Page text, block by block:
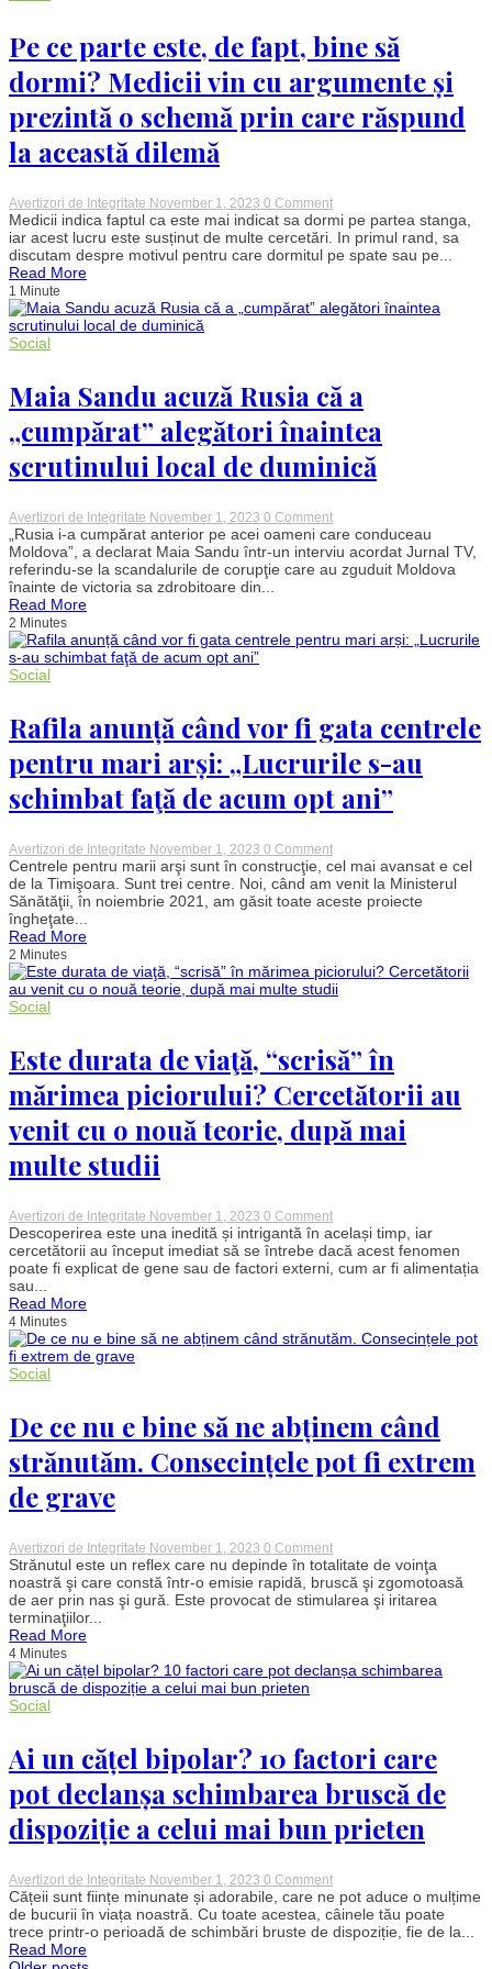
VIDEO
Pe ce parte este, de fapt, bine să
dormi? Medicii vin cu argumente și
prezintă o schemă prin care răspund
la această dilemă
Avertizori de Integritate November 1, 2023 0 Commenton
Pe
ce
parte
este,
bine
cu
argumente
prezintă
o
schemă
prin
la
această
dilemă
Medicii indica faptul ca este mai indicat sa dormi pe partea stanga,
iar acest lucru este susținut de multe cercetări. In primul rand, sa
discutam despre motivul pentru care dormitul pe spate sau pe...
Read More
1 Minute
Social
Maia Sandu acuză Rusia că a
„cumpărat” alegători înaintea
scrutinului local de duminică
Avertizori de Integritate November 1, 2023 0 Commenton
Maia
Sandu
Rusia
alegători
duminică
„Rusia i-a cumpărat anterior pe acei oameni care conduceau
Moldova”, a declarat Maia Sandu într-un interviu acordat Jurnal TV,
referindu-se la scandalurile de corupţie care au zguduit Moldova
înainte de victoria sa zdrobitoare din...
Read More
2 Minutes
Social
Rafila anunță când vor fi gata centrele
pentru mari arși: „Lucrurile s-au
schimbat faţă de acum opt ani”
Avertizori de Integritate November 1, 2023 0 Commenton
Rafila
anunță
când
vor
pentru
mari
au
schimbat
faţă
de
acum
opt
ani”
Centrele pentru marii arşi sunt în construcţie, cel mai avansat e cel
de la Timişoara. Sunt trei centre. Noi, când am venit la Ministerul
Sănătăţii, în noiembrie 2021, am găsit toate aceste proiecte
îngheţate...
Read More
2 Minutes
Social
Este durata de viaţă, “scrisă” în
mărimea piciorului? Cercetătorii au
venit cu o nouă teorie, după mai
multe studii
Avertizori de Integritate November 1, 2023 0 Commenton
Este
durata
viaţă,
piciorului?
nouă
teorie,
după
mai
Descoperirea este una inedită și intrigantă în același timp, iar
cercetătorii au început imediat să se întrebe dacă acest fenomen
poate fi explicat de gene sau de factori externi, cum ar fi alimentația
sau...
Read More
4 Minutes
Social
De ce nu e bine să ne abținem când
strănutăm. Consecințele pot fi extrem
de grave
Avertizori de Integritate November 1, 2023 0 Commenton
De
ce
nu
e
abținem
fi
extrem
de
grave
Strănutul este un reflex care nu depinde în totalitate de voinţa
noastră şi care constă într-o emisie rapidă, bruscă şi zgomotoasă
de aer prin nas şi gură. Este provocat de stimularea şi iritarea
terminaţiilor...
Read More
4 Minutes
Social
Ai un cățel bipolar? 10 factori care
pot declanșa schimbarea bruscă de
dispoziție a celui mai bun prieten
Avertizori de Integritate November 1, 2023 0 Commenton
Ai
un
cățel
bipolar?
Cățeii sunt ființe minunate și adorabile, care ne pot aduce o mulțime
de bucurii în viața noastră. Cu toate acestea, câinele tău poate
trece printr-o perioadă de schimbări bruste de dispoziție, fie de la...
Read More